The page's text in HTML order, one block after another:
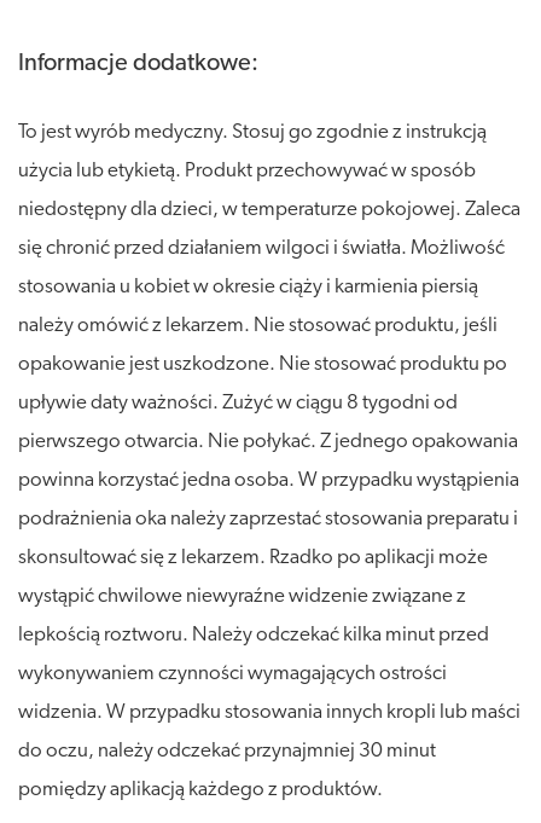
Informacje dodatkowe:
To jest wyrób medyczny. Stosuj go zgodnie z instrukcją
użycia lub etykietą. Produkt przechowywać w sposób
niedostępny dla dzieci, w temperaturze pokojowej. Zaleca
się chronić przed działaniem wilgoci i światła. Możliwość
stosowania u kobiet w okresie ciąży i karmienia piersią
należy omówić z lekarzem. Nie stosować produktu, jeśli
opakowanie jest uszkodzone. Nie stosować produktu po
upływie daty ważności. Zużyć w ciągu 8 tygodni od
pierwszego otwarcia. Nie połykać. Z jednego opakowania
powinna korzystać jedna osoba. W przypadku wystąpienia
podrażnienia oka należy zaprzestać stosowania preparatu i
skonsultować się z lekarzem. Rzadko po aplikacji może
wystąpić chwilowe niewyraźne widzenie związane z
lepkością roztworu. Należy odczekać kilka minut przed
wykonywaniem czynności wymagających ostrości
widzenia. W przypadku stosowania innych kropli lub maści
do oczu, należy odczekać przynajmniej 30 minut
pomiędzy aplikacją każdego z produktów.